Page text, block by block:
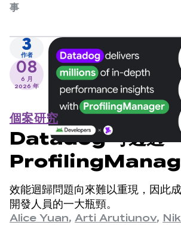
事
3
作者
08
6 月
2026 年
個案研究
Datadog 可透過
數百萬筆深入的效能
效能迴歸問題向來難以重現，因此
開發人員的一大瓶頸。
Alice Yuan, Arti Arutiunov,